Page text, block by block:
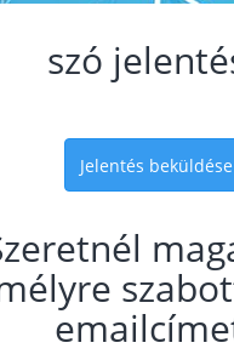
szó
Jelentés beküldése